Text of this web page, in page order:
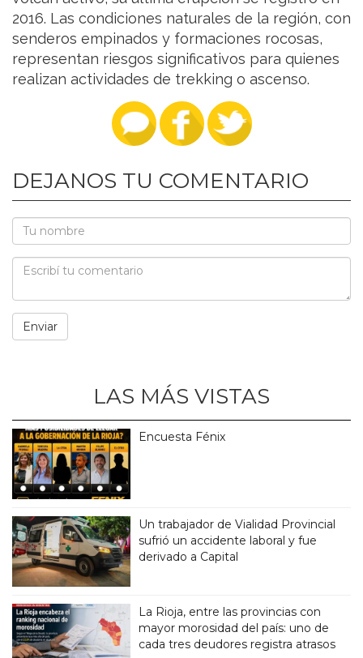
2016. Las condiciones naturales de la región, con
senderos empinados y formaciones rocosas,
representan riesgos significativos para quienes
realizan actividades de trekking o ascenso.
DEJANOS TU COMENTARIO
LAS MÁS VISTAS
Encuesta Fénix
Un trabajador de Vialidad Provincial
sufrió un accidente laboral y fue
derivado a Capital
La Rioja, entre las provincias con
mayor morosidad del país: uno de
cada tres deudores registra atrasos